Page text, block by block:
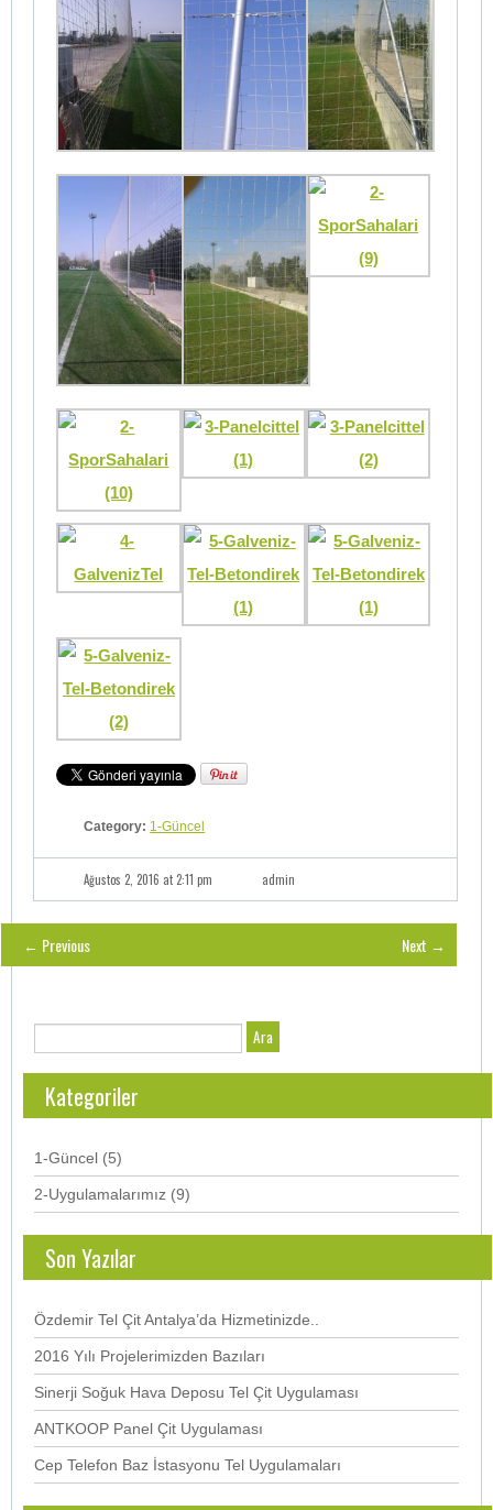
Category: 1-Güncel
Ağustos 2, 2016 at 2:11 pm admin
← Previous Next →
Kategoriler
1-Güncel (5)
2-Uygulamalarımız (9)
Son Yazılar
Özdemir Tel Çit Antalya’da Hizmetinizde..
2016 Yılı Projelerimizden Bazıları
Sinerji Soğuk Hava Deposu Tel Çit Uygulaması
ANTKOOP Panel Çit Uygulaması
Cep Telefon Baz İstasyonu Tel Uygulamaları